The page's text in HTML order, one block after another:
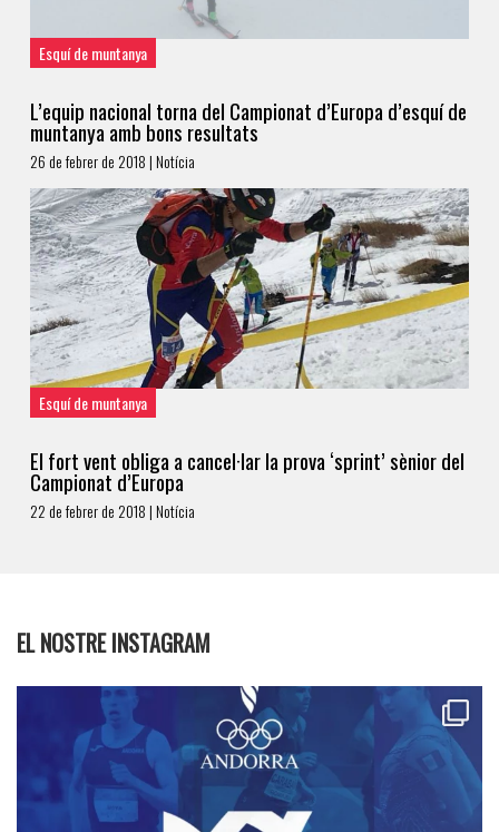
Esquí de muntanya
L’equip nacional torna del Campionat d’Europa d’esquí de
muntanya amb bons resultats
26 de febrer de 2018 | Notícia
Esquí de muntanya
El fort vent obliga a cancel·lar la prova ‘sprint’ sènior del
Campionat d’Europa
22 de febrer de 2018 | Notícia
EL NOSTRE INSTAGRAM